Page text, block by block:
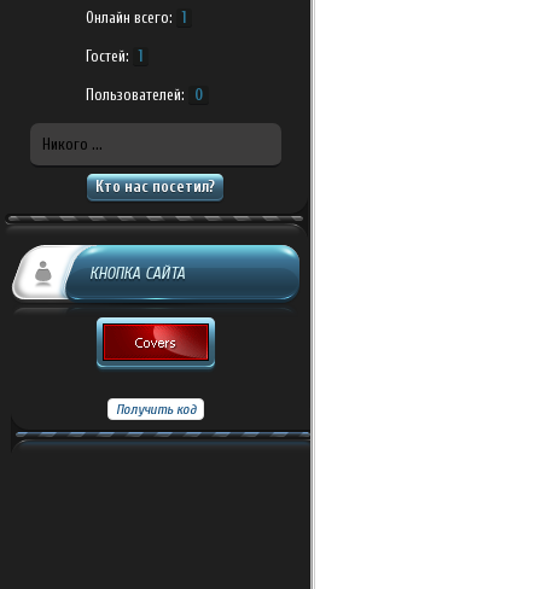
Онлайн всего: 1
Гостей: 1
Пользователей: 0
Никого ...
Кто нас посетил?
КНОПКА САЙТА